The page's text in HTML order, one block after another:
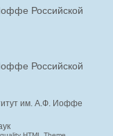
Российской
Российской
им. А.Ф. Иоффе